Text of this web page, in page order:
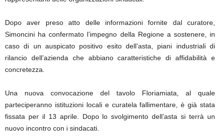
Dopo aver preso atto delle informazioni fornite dal curatore,
Simoncini ha confermato l’impegno della Regione a sostenere, in
caso di un auspicato positivo esito dell’asta, piani industriali di
rilancio dell’azienda che abbiano caratteristiche di affidabilità e
concretezza.
Una nuova convocazione del tavolo Floriamiata, al quale
parteciperanno istituzioni locali e curatela fallimentare, è già stata
fissata per il 13 aprile. Dopo lo svolgimento dell’asta si terrà un
nuovo incontro con i sindacati.